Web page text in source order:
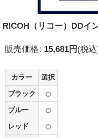
RICOH（リコー）DDイ
販売価格: 15,681円 (税
カラー 選択
ブラック
ブルー
レッド